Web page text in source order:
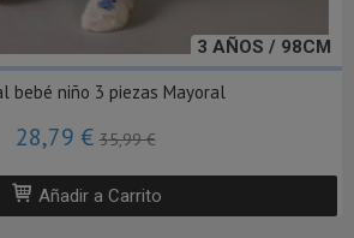
3 AÑOS / 98CM
bebé niño 3 piezas Mayoral
28,79 €35,99 €
Añadir a Carrito